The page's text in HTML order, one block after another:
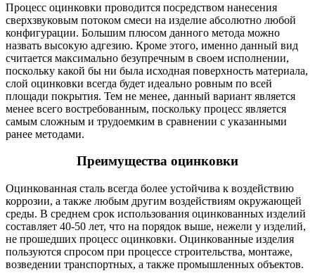
Процесс оцинковки проводится посредством нанесения
сверхзвуковым потоком смеси на изделие абсолютно любой
конфигурации. Большим плюсом данного метода можно
назвать высокую адгезию. Кроме этого, именно данный вид
считается максимально безупречным в своем исполнении,
поскольку какой бы ни была исходная поверхность материала,
слой оцинковки всегда будет идеально ровным по всей
площади покрытия. Тем не менее, данный вариант является
менее всего востребованным, поскольку процесс является
самым сложным и трудоемким в сравнении с указанными
ранее методами.
Преимущества оцинковки
Оцинкованная сталь всегда более устойчива к воздействию
коррозии, а также любым другим воздействиям окружающей
среды. В среднем срок использования оцинкованных изделий
составляет 40-50 лет, что на порядок выше, нежели у изделий,
не прошедших процесс оцинковки. Оцинкованные изделия
пользуются спросом при процессе строительства, монтаже,
возведении транспортных, а также промышленных объектов.